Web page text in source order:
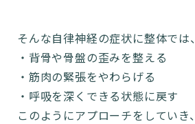
そんな自律神経の症状に整体では、
・背骨や骨盤の歪みを整える
・筋肉の緊張をやわらげる
・呼吸を深くできる状態に戻す
このようにアプローチをしていき、